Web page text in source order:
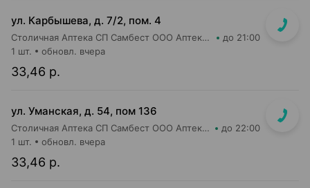
ул. Карбышева, д. 7/2, пом. 4
Столичная Аптека СП Самбест ООО Аптека №15 до 21:00
33,46 р.
1 шт. обновл. вчера
ул. Уманская, д. 54, пом 136
Столичная Аптека СП Самбест ООО Аптека №20 до 22:00
33,46 р.
1 шт. обновл. вчера